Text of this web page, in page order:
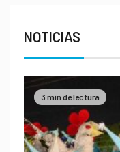
NOTICIAS
3 min de lectura